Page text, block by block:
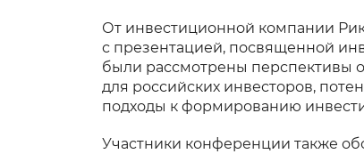
От инвестиционной компании
с презентацией, посвященной
были рассмотрены перспективы
для российских инвесторов,
подходы к формированию
Участники конференции также